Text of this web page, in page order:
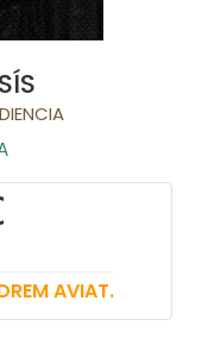
AVIAT.